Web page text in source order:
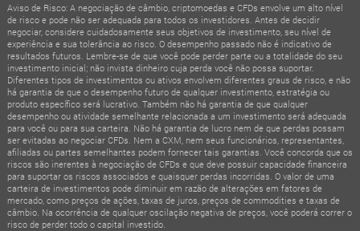
Aviso de Risco: A negociação de câmbio, criptomoedas e CFDs envolve um alto nível
de risco e pode não ser adequada para todos os investidores. Antes de decidir
negociar, considere cuidadosamente seus objetivos de investimento, seu nível de
experiência e sua tolerância ao risco. O desempenho passado não é indicativo de
resultados futuros. Lembre-se de que você pode perder parte ou a totalidade do seu
investimento inicial; não invista dinheiro cuja perda você não possa suportar.
Diferentes tipos de investimentos ou ativos envolvem diferentes graus de risco, e não
há garantia de que o desempenho futuro de qualquer investimento, estratégia ou
produto específico será lucrativo. Também não há garantia de que qualquer
desempenho ou atividade semelhante relacionada a um investimento será adequada
para você ou para sua carteira. Não há garantia de lucro nem de que perdas possam
ser evitadas ao negociar CFDs. Nem a CXM, nem seus funcionários, representantes,
afiliadas ou partes semelhantes podem fornecer tais garantias. Você concorda que os
riscos são inerentes à negociação de CFDs e que deve possuir capacidade financeira
para suportar os riscos associados e quaisquer perdas incorridas. O valor de uma
carteira de investimentos pode diminuir em razão de alterações em fatores de
mercado, como preços de ações, taxas de juros, preços de commodities e taxas de
câmbio. Na ocorrência de qualquer oscilação negativa de preços, você poderá correr o
risco de perder todo o capital investido.